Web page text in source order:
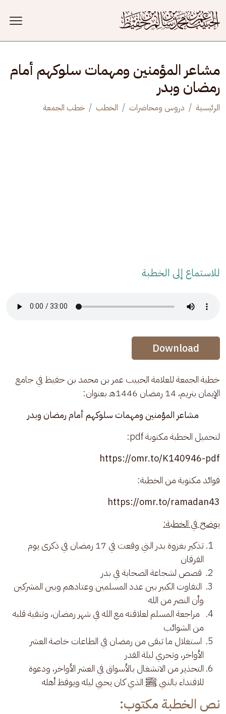
مشاعر المؤمنين ومهمات سلوكهم أمام
رمضان وبدر
الرئيسية دروس ومحاضرات الخطب خطب الجمعة
للاستماع إلى الخطبة
Audio Stream
Audio Stream
Download
خطبة الجمعة للعلامة الحبيب عمر بن محمد بن حفيظ في جامع
الإيمان بتريم، 14 رمضان 1446هـ بعنوان:
مشاعر المؤمنين ومهمات سلوكهم أمام رمضان وبدر
لتحميل الخطبة مكتوبة pdf:
https://omr.to/K140946-pdf
فوائد مكتوبة من الخطبة:
https://omr.to/ramadan43
يوضح في الخطبة:
تذكير بغزوة بدر التي وقعت في 17 رمضان في ذكرى يوم
الفرقان
قصص لشجاعة الصحابة في بدر
التفاوت الكبير بين عدد المسلمين وعتادهم وبين المشركين
وأن النصر من الله
مراجعة المسلم لعلاقته مع الله في شهر رمضان، وتنقية قلبه
من الشوائب
استغلال ما تبقى من رمضان في الطاعات خاصة العشر
الأواخر، وتحري ليلة القدر
التحذير من الانشغال بالأسواق في العشر الأواخر، ودعوة
للاقتداء بالنبي ﷺ الذي كان يحيي ليله ويوقظ أهله
نص الخطبة مكتوب: